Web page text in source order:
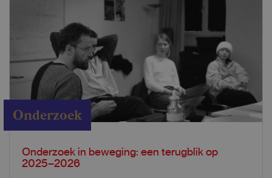
Onderzoek
Onderzoek in beweging: een terugblik op
2025–2026